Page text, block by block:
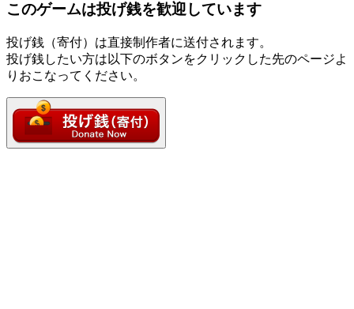
このゲームは投げ銭を歓迎しています
投げ銭（寄付）は直接制作者に送付されます。
投げ銭したい方は以下のボタンをクリックした先のページよ
りおこなってください。